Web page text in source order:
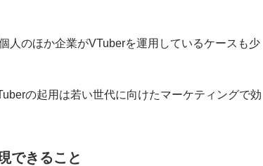
人のほか企業がVTuberを運用しているケースも少
の起用は若い世代に向けたマーケティングで効
できること